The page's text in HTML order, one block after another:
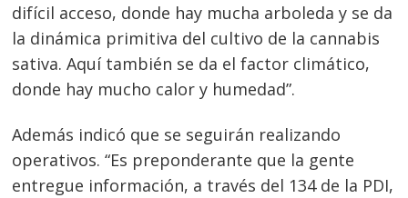
difícil acceso, donde hay mucha arboleda y se da
la dinámica primitiva del cultivo de la cannabis
sativa. Aquí también se da el factor climático,
donde hay mucho calor y humedad”.
Además indicó que se seguirán realizando
operativos. “Es preponderante que la gente
entregue información, a través del 134 de la PDI,